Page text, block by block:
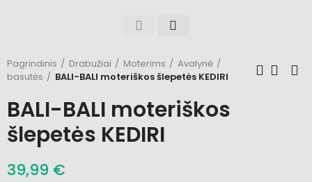
Pagrindinis Drabužiai Moterims
Avalynė
basutės
BALI-BALI moteriškos šlepetės KEDIRI
BALI-BALI moteriškos
šlepetės KEDIRI
39,99 €